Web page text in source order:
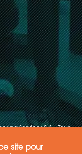
site pour
Services S.A. - Tous